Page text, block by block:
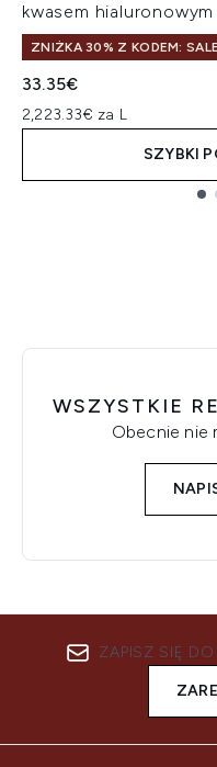
kwasem hialuronowym
ZNIŻKA 30% Z KODEM:
33.35€
2,223.33€ za L
SZYBKI
WSZYSTKIE
Obecnie nie
ZAPISZ SIĘ